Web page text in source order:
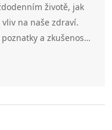
životě, jak
na naše zdraví.
a zkušenosti